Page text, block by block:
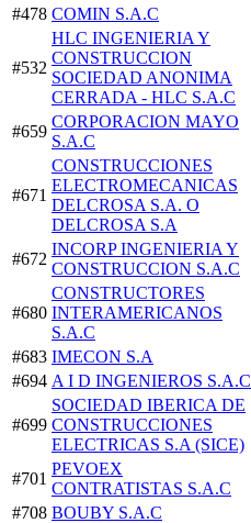
#478 COMIN S.A.C
#532
HLC INGENIERIA Y
CONSTRUCCION
SOCIEDAD ANONIMA
CERRADA - HLC S.A.C
#659
CORPORACION MAYO
S.A.C
#671
CONSTRUCCIONES
ELECTROMECANICAS
DELCROSA S.A. O
DELCROSA S.A
#672
INCORP INGENIERIA Y
CONSTRUCCION S.A.C
#680
CONSTRUCTORES
INTERAMERICANOS
S.A.C
#683 IMECON S.A
#694 A I D INGENIEROS S.A.C
#699
SOCIEDAD IBERICA DE
CONSTRUCCIONES
ELECTRICAS S.A (SICE)
#701
PEVOEX
CONTRATISTAS S.A.C
#708 BOUBY S.A.C